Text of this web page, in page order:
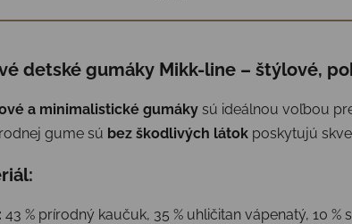
detské gumáky Mikk-line – štýlové,
a minimalistické gumáky sú ideálnou voľbou
gume sú bez škodlivých látok poskytujú
43 % prírodný kaučuk, 35 % uhličitan vápenatý, 10 %